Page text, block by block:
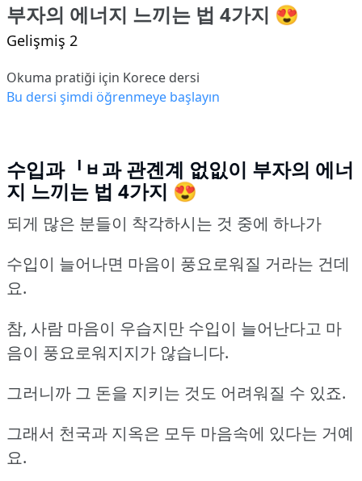
부자의 에너지 느끼는 법 4가지 😍
Gelişmiş 2
Okuma pratiği için Korece dersi
Bu dersi şimdi öğrenmeye başlayın
수입과ᅵᆸ과 관곈계 없잆이 부자의 에너
지 느끼는 법 4가지 😍
되게 많은 분들이 착각하시는 것 중에 하나가
수입이 늘어나면 마음이 풍요로워질 거라는 건데
요.
참, 사람 마음이 우습지만 수입이 늘어난다고 마
음이 풍요로워지지가 않습니다.
그러니까 그 돈을 지키는 것도 어려워질 수 있죠.
그래서 천국과 지옥은 모두 마음속에 있다는 거예
요.